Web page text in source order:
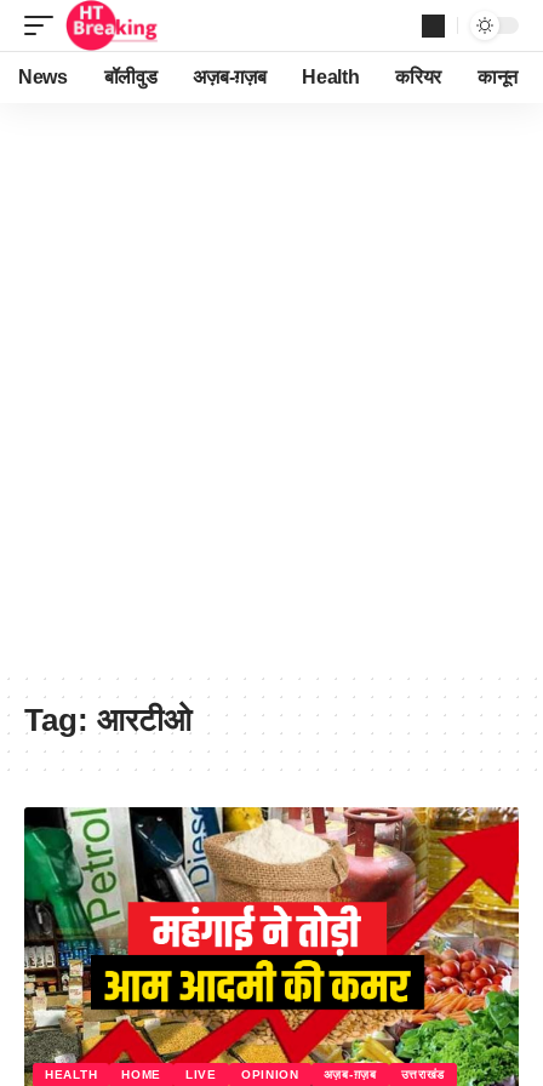
News बॉलीवुड अज़ब-ग़ज़ब Health करियर कानून
Tag: आरटीओ
HEALTH HOME LIVE OPINION अज़ब-ग़ज़ब उत्तराखंड